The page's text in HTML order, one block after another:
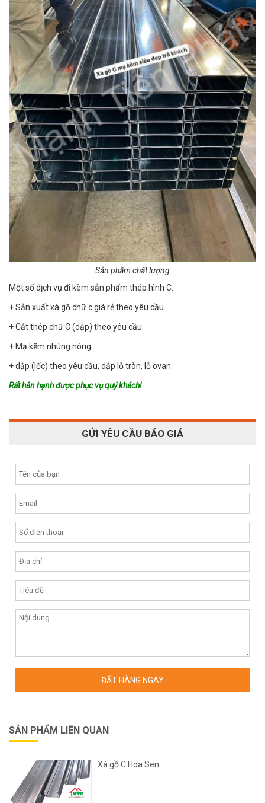
Sản phẩm chất lượng
Một số dịch vụ đi kèm sản phẩm thép hình C:
+ Sản xuất xà gồ chữ c giá rẻ theo yêu cầu
+ Cắt thép chữ C (dập) theo yêu cầu
+ Mạ kẽm nhúng nóng
+ dập (lốc) theo yêu cầu, dập lỗ tròn, lỗ ovan
Rất hân hạnh được phục vụ quý khách!
GỬI YÊU CẦU BÁO GIÁ
SẢN PHẨM LIÊN QUAN
Xà gồ C Hoa Sen